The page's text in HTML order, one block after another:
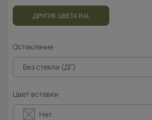
ДРУГИЕ ЦВЕТА RAL
Остекление
Без стекла (ДГ)
Цвет вставки
Нет